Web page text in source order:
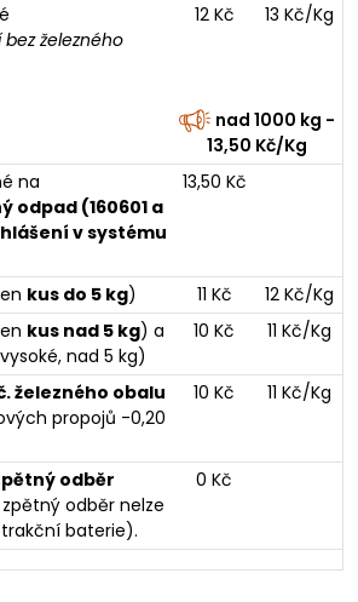
železného
12 Kč 13 Kč/Kg
nad 1000 kg -
13,50 Kč/Kg
na
odpad (160601 a
v systému
13,50 Kč
kus do 5 kg) 11 Kč
12 Kč/Kg
kus nad 5 kg) a
nad 5 kg)
10 Kč 11 Kč/Kg
železného obalu
propojů -0,20
10 Kč 11 Kč/Kg
odběr
odběr nelze
baterie).
0 Kč